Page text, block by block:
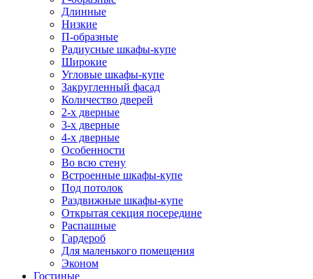
Длинные
Низкие
П-образные
Радиусные шкафы-купе
Широкие
Угловые шкафы-купе
Закругленный фасад
Количество дверей
2-х дверные
3-х дверные
4-х дверные
Особенности
Во всю стену
Встроенные шкафы-купе
Под потолок
Раздвижные шкафы-купе
Открытая секция посередине
Распашные
Гардероб
Для маленького помещения
Эконом
Гостиные